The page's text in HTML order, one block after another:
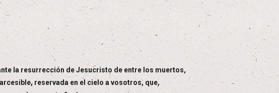
la resurrección de Jesucristo de entre los muertos,
reservada en el cielo a vosotros, que,